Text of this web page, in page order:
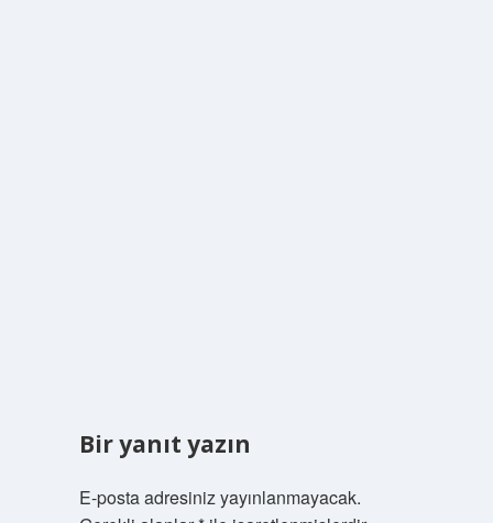
Bir yanıt yazın
E-posta adresiniz yayınlanmayacak.